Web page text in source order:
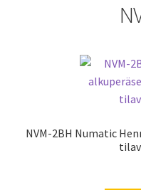
Asiakaspalvelu
NVM-2BH Numatic